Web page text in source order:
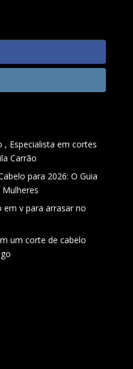
, Especialista em cortes
Carrão
para 2026: O Guia
v para arrasar no
um corte de cabelo